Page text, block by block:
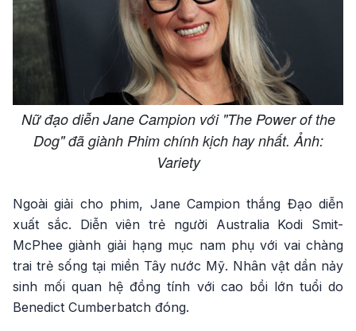
Nữ đạo diễn Jane Campion với "The Power of the
Dog" đã giành Phim chính kịch hay nhất. Ảnh:
Variety
Ngoài giải cho phim, Jane Campion thắng Đạo diễn
xuất sắc. Diễn viên trẻ người Australia Kodi Smit-
McPhee giành giải hạng mục nam phụ với vai chàng
trai trẻ sống tại miền Tây nước Mỹ. Nhân vật dần nảy
sinh mối quan hệ đồng tính với cao bồi lớn tuổi do
Benedict Cumberbatch đóng.